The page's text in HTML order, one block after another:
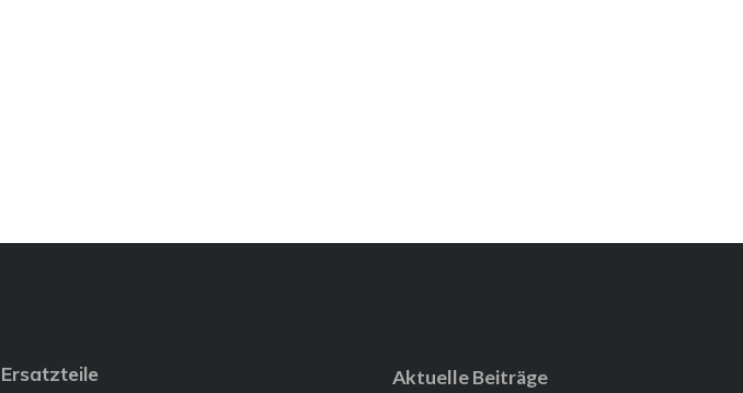
Ersatzteile
Aktuelle Beiträge